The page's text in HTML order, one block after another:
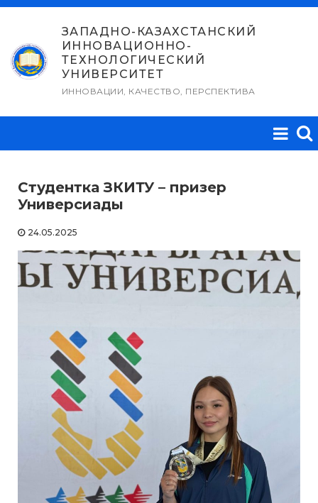
Перейти
содержимому
ЗАПАДНО-КАЗАХСТАНСКИЙ
ИННОВАЦИОННО-
ТЕХНОЛОГИЧЕСКИЙ
УНИВЕРСИТЕТ
ИННОВАЦИИ, КАЧЕСТВО, ПЕРСПЕКТИВА
Студентка ЗКИТУ – призер
Универсиады
24.05.2025